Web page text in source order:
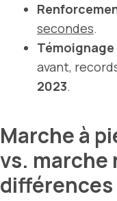
secondes.
avant,
2023.
Marche à
vs. marche
différences